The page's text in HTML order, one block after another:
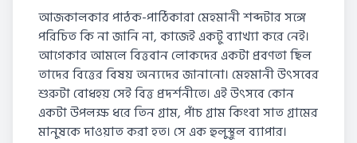
আজকালকার পাঠক-পাঠিকারা মেহমানী শব্দটার সঙ্গে
পরিচিত কি না জানি না, কাজেই একটু ব্যাখ্যা করে নেই।
আগেকার আমলে বিত্তবান লোকদের একটা প্রবণতা ছিল
তাদের বিত্তের বিষয় অন্যদের জানানো। মেহমানী উৎসবের
শুরুটা বোধহয় সেই বিত্ত প্রদর্শনীতে। এই উৎসবে কোন
একটা উপলক্ষ ধরে তিন গ্রাম, পাঁচ গ্রাম কিংবা সাত গ্রামের
মানুষকে দাওয়াত করা হত। সে এক হুলুস্থুল ব্যাপার।